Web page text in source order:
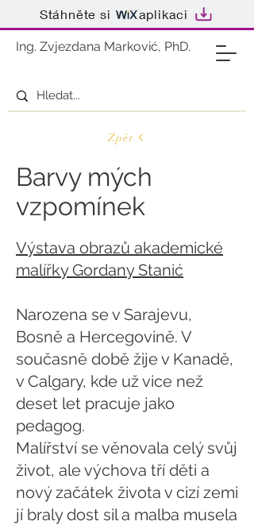
Stáhněte si aplikaci
Ing. Zvjezdana Marković, PhD.
Zpět
Barvy mých
vzpomínek
Výstava obrazů akademické
malířky Gordany Stanić
Narozena se v Sarajevu,
Bosně a Hercegovině. V
současně době žije v Kanadě,
v Calgary, kde už vice než
deset let pracuje jako
pedagog.
Malířství se věnovala celý svůj
život, ale výchova tří děti a
nový začátek života v cizí zemi
jí braly dost sil a malba musela